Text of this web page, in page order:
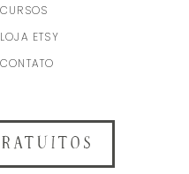
CURSOS
LOJA ETSY
CONTATO